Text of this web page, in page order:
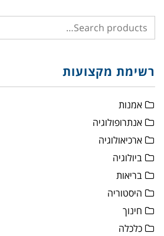
רשימת מקצועות
אמנות
אנתרופולוגיה
ארכיאולוגיה
ביולוגיה
בריאות
היסטוריה
חינוך
כלכלה